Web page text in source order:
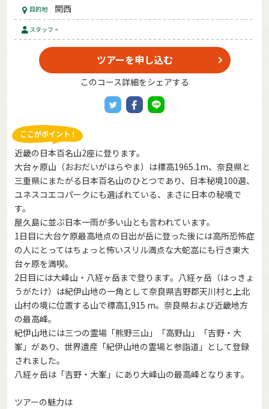
目的地 関西
スタッフ -
ツアーを申し込む
このコース詳細をシェアする
近畿の日本百名山2座に登ります。
大台ヶ原山（おおだいがはらやま）は標高1965.1m、奈良県と
三重県にまたがる日本百名山のひとつであり、日本秘境100選、
ユネスコエコパークにも選ばれている、まさに日本の秘境で
す。
屋久島に並ぶ日本一雨が多い山とも言われています。
1日目に大台ケ原最高地点の日出が岳に登った後には高所恐怖症
の人にとってはちょっと怖いスリル満点な大蛇嵓にも行き東大
台ヶ原を満喫。
2日目には大峰山・八経ヶ岳まで登ります。八経ヶ岳（はっきょ
うがたけ）は紀伊山地の一角として奈良県吉野郡天川村と上北
山村の境に位置する山で標高1,915 m。奈良県および近畿地方
の最高峰。
紀伊山地には三つの霊場「熊野三山」「高野山」「吉野・大
峯」があり、世界遺産「紀伊山地の霊場と参詣道」として登録
されました。
八経ヶ岳は「吉野・大峯」にあり大峰山の最高峰となります。
ツアーの魅力は